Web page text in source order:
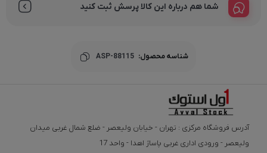
شما هم درباره این کالا پرسش ثبت کنید
شناسه محصول: ASP-88115
آدرس فروشگاه مرکزی : تهران - خیابان ولیعصر - ضلع شمال غربی میدان
ولیعصر - ورودی اداری غربی پاساژ اهدا - واحد 17